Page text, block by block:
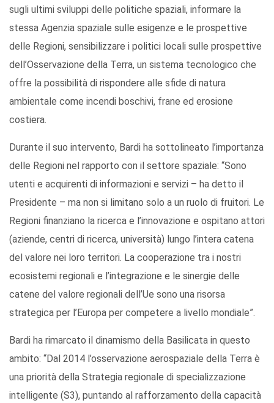
sugli ultimi sviluppi delle politiche spaziali, informare la
stessa Agenzia spaziale sulle esigenze e le prospettive
delle Regioni, sensibilizzare i politici locali sulle prospettive
dell’Osservazione della Terra, un sistema tecnologico che
offre la possibilità di rispondere alle sfide di natura
ambientale come incendi boschivi, frane ed erosione
costiera.
Durante il suo intervento, Bardi ha sottolineato l’importanza
delle Regioni nel rapporto con il settore spaziale: “Sono
utenti e acquirenti di informazioni e servizi – ha detto il
Presidente – ma non si limitano solo a un ruolo di fruitori. Le
Regioni finanziano la ricerca e l’innovazione e ospitano attori
(aziende, centri di ricerca, università) lungo l’intera catena
del valore nei loro territori. La cooperazione tra i nostri
ecosistemi regionali e l’integrazione e le sinergie delle
catene del valore regionali dell’Ue sono una risorsa
strategica per l’Europa per competere a livello mondiale”.
Bardi ha rimarcato il dinamismo della Basilicata in questo
ambito: “Dal 2014 l’osservazione aerospaziale della Terra è
una priorità della Strategia regionale di specializzazione
intelligente (S3), puntando al rafforzamento della capacità